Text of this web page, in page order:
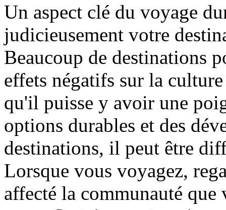
Un aspect clé du voyage
judicieusement votre
Beaucoup de destinations
effets négatifs sur la
qu'il puisse y avoir une
options durables et des
destinations, il peut être
Lorsque vous voyagez,
affecté la communauté que